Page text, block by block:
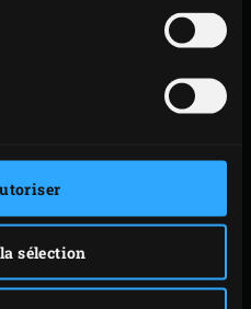
sélection
laissez mijoter le tout 3 à
vinaigre à sushi,